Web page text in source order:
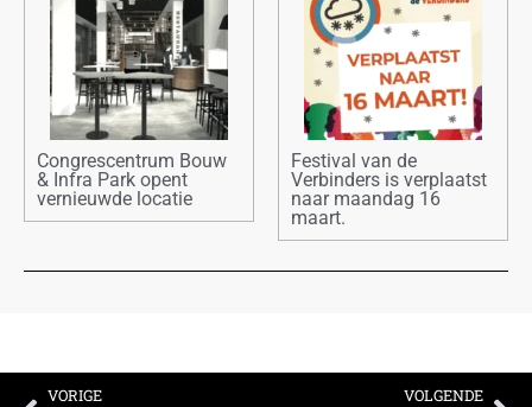
Congrescentrum Bouw
& Infra Park opent
vernieuwde locatie
Festival van de
Verbinders is verplaatst
naar maandag 16
maart.
VORIGE VOLGENDE